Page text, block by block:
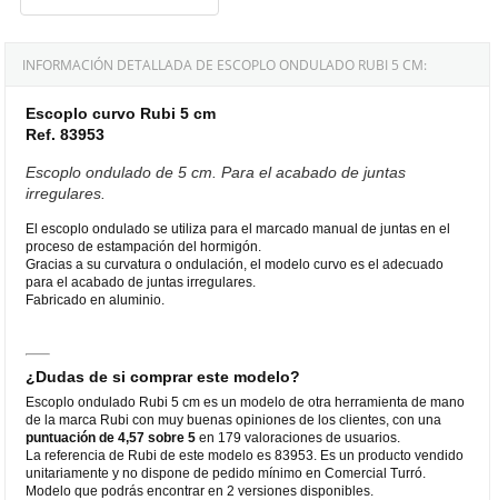
INFORMACIÓN DETALLADA DE ESCOPLO ONDULADO RUBI 5 CM:
Escoplo curvo Rubi 5 cm
Ref. 83953
Escoplo ondulado de 5 cm. Para el acabado de juntas
irregulares.
El escoplo ondulado se utiliza para el marcado manual de juntas en el
proceso de estampación del hormigón.
Gracias a su curvatura o ondulación, el modelo curvo es el adecuado
para el acabado de juntas irregulares.
Fabricado en aluminio.
¿Dudas de si comprar este modelo?
Escoplo ondulado Rubi 5 cm es un modelo de otra herramienta de mano
de la marca Rubi con muy buenas opiniones de los clientes, con una
puntuación de 4,57 sobre 5 en 179 valoraciones de usuarios.
La referencia de Rubi de este modelo es 83953. Es un producto vendido
unitariamente y no dispone de pedido mínimo en Comercial Turró.
Modelo que podrás encontrar en 2 versiones disponibles.